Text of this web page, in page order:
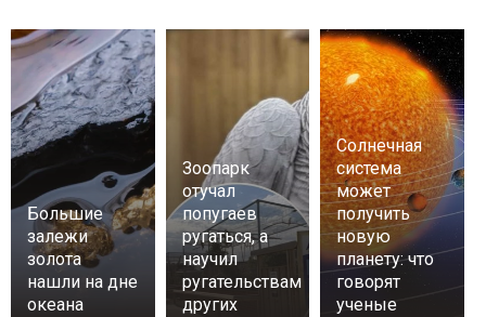
Большие
залежи
золота
нашли на дне
океана
Зоопарк
отучал
попугаев
ругаться, а
научил
ругательствам
других
Солнечная
система
может
получить
новую
планету: что
говорят
ученые